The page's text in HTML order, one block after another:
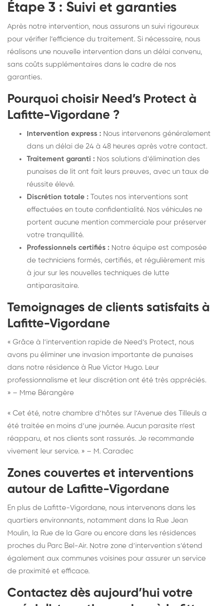
Étape 3 : Suivi et garanties
Après notre intervention, nous assurons un suivi rigoureux
pour vérifier l’efficience du traitement. Si nécessaire, nous
réalisons une nouvelle intervention dans un délai convenu,
sans coûts supplémentaires dans le cadre de nos
garanties.
Pourquoi choisir Need’s Protect à
Lafitte-Vigordane ?
Intervention express : Nous intervenons généralement
dans un délai de 24 à 48 heures après votre contact.
Traitement garanti : Nos solutions d’élimination des
punaises de lit ont fait leurs preuves, avec un taux de
réussite élevé.
Discrétion totale : Toutes nos interventions sont
effectuées en toute confidentialité. Nos véhicules ne
portent aucune mention commerciale pour préserver
votre tranquillité.
Professionnels certifiés : Notre équipe est composée
de techniciens formés, certifiés, et régulièrement mis
à jour sur les nouvelles techniques de lutte
antiparasitaire.
Temoignages de clients satisfaits à
Lafitte-Vigordane
« Grâce à l’intervention rapide de Need’s Protect, nous
avons pu éliminer une invasion importante de punaises
dans notre résidence à Rue Victor Hugo. Leur
professionnalisme et leur discrétion ont été très appréciés.
» – Mme Bérangère
« Cet été, notre chambre d’hôtes sur l’Avenue des Tilleuls a
été traitée en moins d’une journée. Aucun parasite n’est
réapparu, et nos clients sont rassurés. Je recommande
vivement leur service. » – M. Caradec
Zones couvertes et interventions
autour de Lafitte-Vigordane
En plus de Lafitte-Vigordane, nous intervenons dans les
quartiers environnants, notamment dans la Rue Jean
Moulin, la Rue de la Gare ou encore dans les résidences
proches du Parc Bel-Air. Notre zone d’intervention s’étend
également aux communes voisines pour assurer un service
de proximité et efficace.
Contactez dès aujourd’hui votre